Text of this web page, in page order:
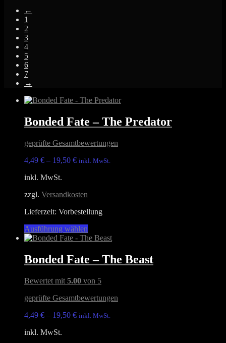
←
1
2
3
4
5
6
7
→
Bonded Fate – The Predator
geprüfte Gesamtbewertungen
4,49 € – 19,50 € inkl. MwSt.
inkl. MwSt.
zzgl. Versandkosten
Lieferzeit: Vorbestellung
Ausführung wählen
Produkt
mehrere
Varianten
Die
können
der
Bonded Fate – The Beast
Bewertet mit 5.00 von 5
geprüfte Gesamtbewertungen
4,49 € – 19,50 € inkl. MwSt.
inkl. MwSt.